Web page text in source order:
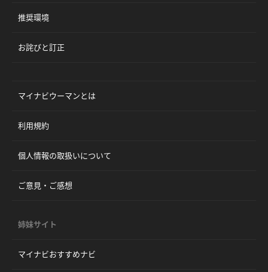
推奨環境
お詫びと訂正
マイナビウーマンとは
利用規約
個人情報の取扱いについて
ご意見・ご感想
姉妹サイト
マイナビおすすめナビ